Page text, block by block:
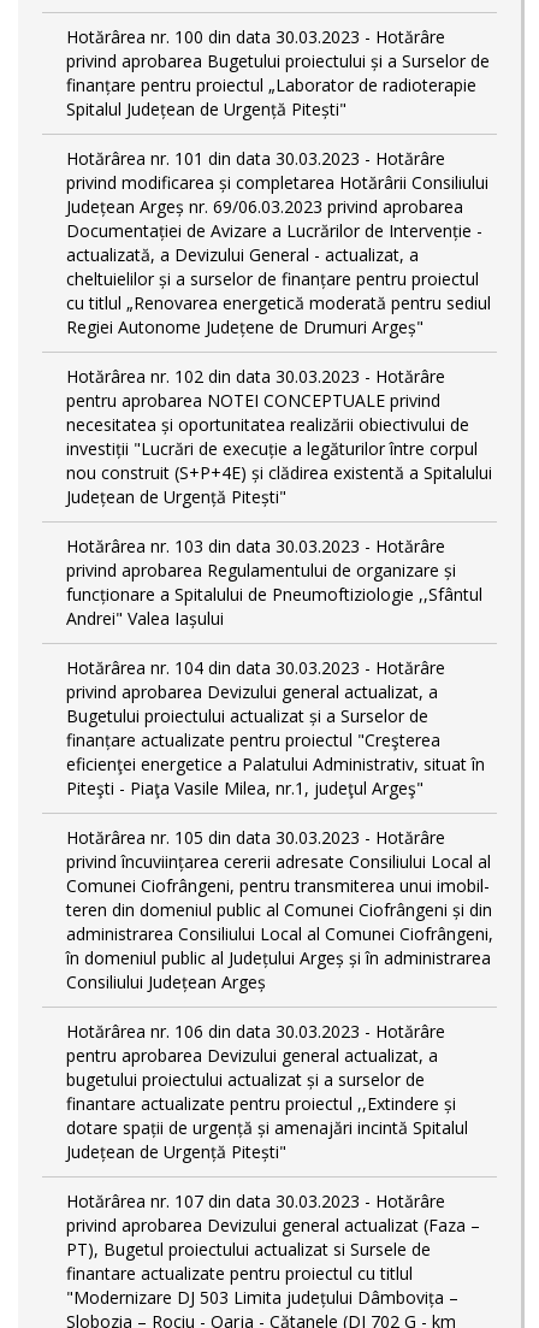
Hotărârea nr. 100 din data 30.03.2023 - Hotărâre
privind aprobarea Bugetului proiectului și a Surselor de
finanțare pentru proiectul „Laborator de radioterapie
Spitalul Județean de Urgență Pitești"
Hotărârea nr. 101 din data 30.03.2023 - Hotărâre
privind modificarea și completarea Hotărârii Consiliului
Județean Argeș nr. 69/06.03.2023 privind aprobarea
Documentației de Avizare a Lucrărilor de Intervenție -
actualizată, a Devizului General - actualizat, a
cheltuielilor și a surselor de finanțare pentru proiectul
cu titlul „Renovarea energetică moderată pentru sediul
Regiei Autonome Județene de Drumuri Argeș"
Hotărârea nr. 102 din data 30.03.2023 - Hotărâre
pentru aprobarea NOTEI CONCEPTUALE privind
necesitatea și oportunitatea realizării obiectivului de
investiții "Lucrări de execuție a legăturilor între corpul
nou construit (S+P+4E) și clădirea existentă a Spitalului
Județean de Urgență Pitești"
Hotărârea nr. 103 din data 30.03.2023 - Hotărâre
privind aprobarea Regulamentului de organizare și
funcționare a Spitalului de Pneumoftiziologie ,,Sfântul
Andrei" Valea Iașului
Hotărârea nr. 104 din data 30.03.2023 - Hotărâre
privind aprobarea Devizului general actualizat, a
Bugetului proiectului actualizat și a Surselor de
finanțare actualizate pentru proiectul "Creşterea
eficienţei energetice a Palatului Administrativ, situat în
Piteşti - Piaţa Vasile Milea, nr.1, judeţul Argeş"
Hotărârea nr. 105 din data 30.03.2023 - Hotărâre
privind încuviințarea cererii adresate Consiliului Local al
Comunei Ciofrângeni, pentru transmiterea unui imobil-
teren din domeniul public al Comunei Ciofrângeni și din
administrarea Consiliului Local al Comunei Ciofrângeni,
în domeniul public al Județului Argeș și în administrarea
Consiliului Județean Argeș
Hotărârea nr. 106 din data 30.03.2023 - Hotărâre
pentru aprobarea Devizului general actualizat, a
bugetului proiectului actualizat și a surselor de
finantare actualizate pentru proiectul ,,Extindere și
dotare spații de urgență și amenajări incintă Spitalul
Județean de Urgență Pitești"
Hotărârea nr. 107 din data 30.03.2023 - Hotărâre
privind aprobarea Devizului general actualizat (Faza –
PT), Bugetul proiectului actualizat si Sursele de
finantare actualizate pentru proiectul cu titlul
"Modernizare DJ 503 Limita județului Dâmbovița –
Slobozia – Rociu - Oarja - Cătanele (DJ 702 G - km